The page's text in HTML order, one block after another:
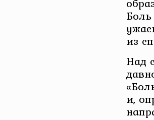
из
Над
и,